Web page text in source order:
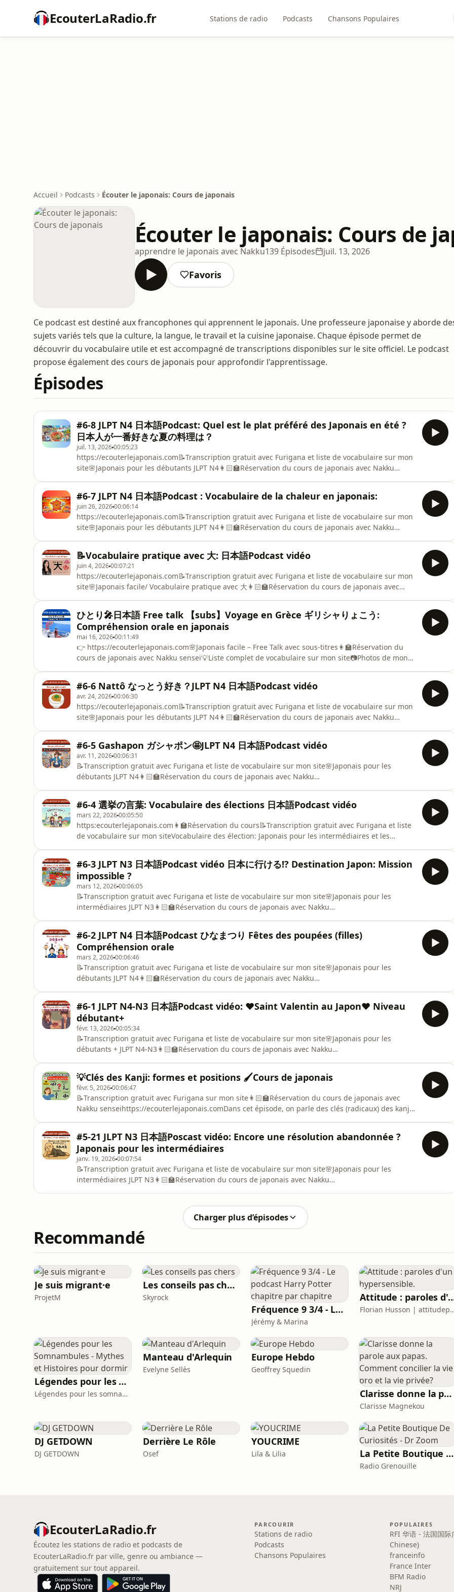
EcouterLaRadio.fr Stations de radio Podcasts Chansons Populaires
Accueil Podcasts Écouter le japonais: Cours de japonais
Écouter le japonais: Cours de
apprendre le japonais avec Nakku139 Épisodes juil. 13, 2026
Favoris
Ce podcast est destiné aux francophones qui apprennent le japonais. Une professeure japonaise y aborde
sujets variés tels que la culture, la langue, le travail et la cuisine japonaise. Chaque épisode permet de
découvrir du vocabulaire utile et est accompagné de transcriptions disponibles sur le site officiel. Le podcast
propose également des cours de japonais pour approfondir l'apprentissage.
Épisodes
#6-8 JLPT N4 日本語Podcast: Quel est le plat préféré des Japonais en été ?
日本人が一番好きな夏の料理は？
juil. 13, 202600:05:23
⁠https://ecouterlejaponais.com📝Transcription gratuit avec Furigana et liste de vocabulaire sur mon
site🌸Japonais pour les débutants JLPT N4👩🏻‍🏫Réservation du cours de japonais avec Nakku
#6-7 JLPT N4 日本語Podcast : Vocabulaire de la chaleur en japonais:
juin 26, 202600:06:14
https://ecouterlejaponais.com📝Transcription gratuit avec Furigana et liste de vocabulaire sur mon
site🌸Japonais pour les débutants JLPT N4👩🏻‍🏫Réservation du cours de japonais avec Nakku
📝Vocabulaire pratique avec 大: 日本語Podcast vidéo
juin 4, 202600:07:21
https://ecouterlejaponais.com📝Transcription gratuit avec Furigana et liste de vocabulaire sur mon
site🌸Japonais facile/ Vocabulaire pratique avec 大👩🏻‍🏫Réservation du cours de japonais avec
ひとり🎤日本語 Free talk 【subs】Voyage en Grèce ギリシャりょこう:
Compréhension orale en japonais
mai 16, 202600:11:49
👉 https://ecouterlejaponais.com🌸Japonais facile – Free Talk avec sous-titres👩‍🏫Réservation du
cours de japonais avec Nakku sensei💡Liste complet de vocabulaire sur mon site📷Photos de mon
#6-6 Nattô なっとう好き？JLPT N4 日本語Podcast vidéo
avr. 24, 202600:06:30
⁠https://ecouterlejaponais.com📝Transcription gratuit avec Furigana et liste de vocabulaire sur mon
site🌸Japonais pour les débutants JLPT N4👩🏻‍🏫Réservation du cours de japonais avec Nakku
#6-5 Gashapon ガシャポン🤩JLPT N4 日本語Podcast vidéo
avr. 11, 202600:06:31
📝Transcription gratuit avec Furigana et liste de vocabulaire sur mon site🌸Japonais pour les
débutants JLPT N4👩🏻‍🏫Réservation du cours de japonais avec Nakku
#6-4 選挙の言葉: Vocabulaire des élections 日本語Podcast vidéo
mars 22, 202600:05:50
https:ecouterlejaponais.com👩‍🏫Réservation du cours📝Transcription gratuit avec Furigana et liste
de vocabulaire sur mon siteVocabulaire des élection: Japonais pour les intermédiaires et les
#6-3 JLPT N3 日本語Podcast vidéo 日本に行ける!? Destination Japon: Mission
impossible ?
mars 12, 202600:06:05
📝Transcription gratuit avec Furigana et liste de vocabulaire sur mon site🌸Japonais pour les
intermédiaires JLPT N3👩🏻‍🏫Réservation du cours de japonais avec Nakku
#6-2 JLPT N4 日本語Podcast ひなまつり Fêtes des poupées (filles)
Compréhension orale
mars 2, 202600:06:46
📝Transcription gratuit avec Furigana et liste de vocabulaire sur mon site🌸Japonais pour les
débutants JLPT N4👩🏻‍🏫Réservation du cours de japonais avec Nakku
#6-1 JLPT N4-N3 日本語Podcast vidéo: ❤Saint Valentin au Japon❤ Niveau
débutant+
févr. 13, 202600:05:34
📝Transcription gratuit avec Furigana et liste de vocabulaire sur mon site🌸Japonais pour les
débutants + JLPT N4-N3👩🏻‍🏫Réservation du cours de japonais avec Nakku
💡Clés des Kanji: formes et positions 🖌️Cours de japonais
févr. 5, 202600:06:47
📝Transcription gratuit avec Furigana sur mon site👩🏻‍🏫Réservation du cours de japonais avec
Nakku sensei⁠https://ecouterlejaponais.comDans cet épisode, on parle des clés (radicaux) des kanji
permet de mieux analyser les kanji et de deviner leur sens plus facilement.Un épisode simple pour
mieux comprendre l
#5-21 JLPT N3 日本語Poscast vidéo: Encore une résolution abandonnée ?
Japonais pour les intermédiaires
janv. 19, 202600:07:54
📝Transcription gratuit avec Furigana et liste de vocabulaire sur mon site🌸Japonais pour les
intermédiaires JLPT N3👩🏻‍🏫Réservation du cours de japonais avec Nakku
Charger plus d’épisodes
Recommandé
Je suis migrant·e
ProjetM
Les conseils pas chers
Skyrock
Fréquence 9 3/4 - Le podcast Harry Potter chapitre par chapitre
Jérémy & Marina
Attitude : paroles
Florian Husson
Légendes pour les Somnambules - Mythes et Histoires pour dormir
Légendes pour les somnambules
Manteau d'Arlequin
Evelyne Sellès
Europe Hebdo
Geoffrey Squedin
Clarisse donne la parole aux papas. Comment concilier la vie pro et la vie privée?
Clarisse Magnekou
DJ GETDOWN
DJ GETDOWN
Derrière Le Rôle
Osef
YOUCRIME
Lila & Lilia La Petite Boutique De Curiosités - Dr Zoom
Radio Grenouille
EcouterLaRadio.fr
Écoutez les stations de radio et podcasts de
EcouterLaRadio.fr par ville, genre ou ambiance —
gratuitement sur tout appareil.
PARCOURIR
Stations de radio
Podcasts
Chansons Populaires
POPULAIRES
RFI 华语 - 法国国际
Chinese)
franceinfo
France Inter
BFM Radio
NRJ